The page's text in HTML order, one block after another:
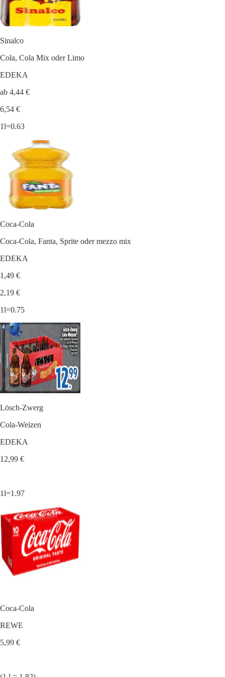
Sinalco
Cola, Cola Mix oder Limo
EDEKA
ab 4,44 €
6,54 €
1l=0.63
Coca-Cola
Coca-Cola, Fanta, Sprite oder mezzo mix
EDEKA
1,49 €
2,19 €
1l=0.75
Lösch-Zwerg
Cola-Weizen
EDEKA
12,99 €
1l=1.97
Coca-Cola
REWE
5,99 €